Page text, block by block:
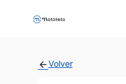
Volver